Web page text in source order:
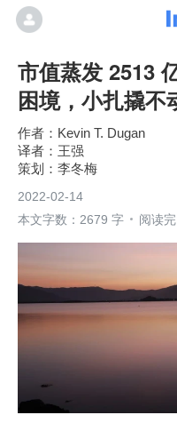
市值蒸发 2513
困境，小扎撬不
Kevin T. Dugan
王强
李冬梅
2022-02-14
本文字数：2679 字
阅读